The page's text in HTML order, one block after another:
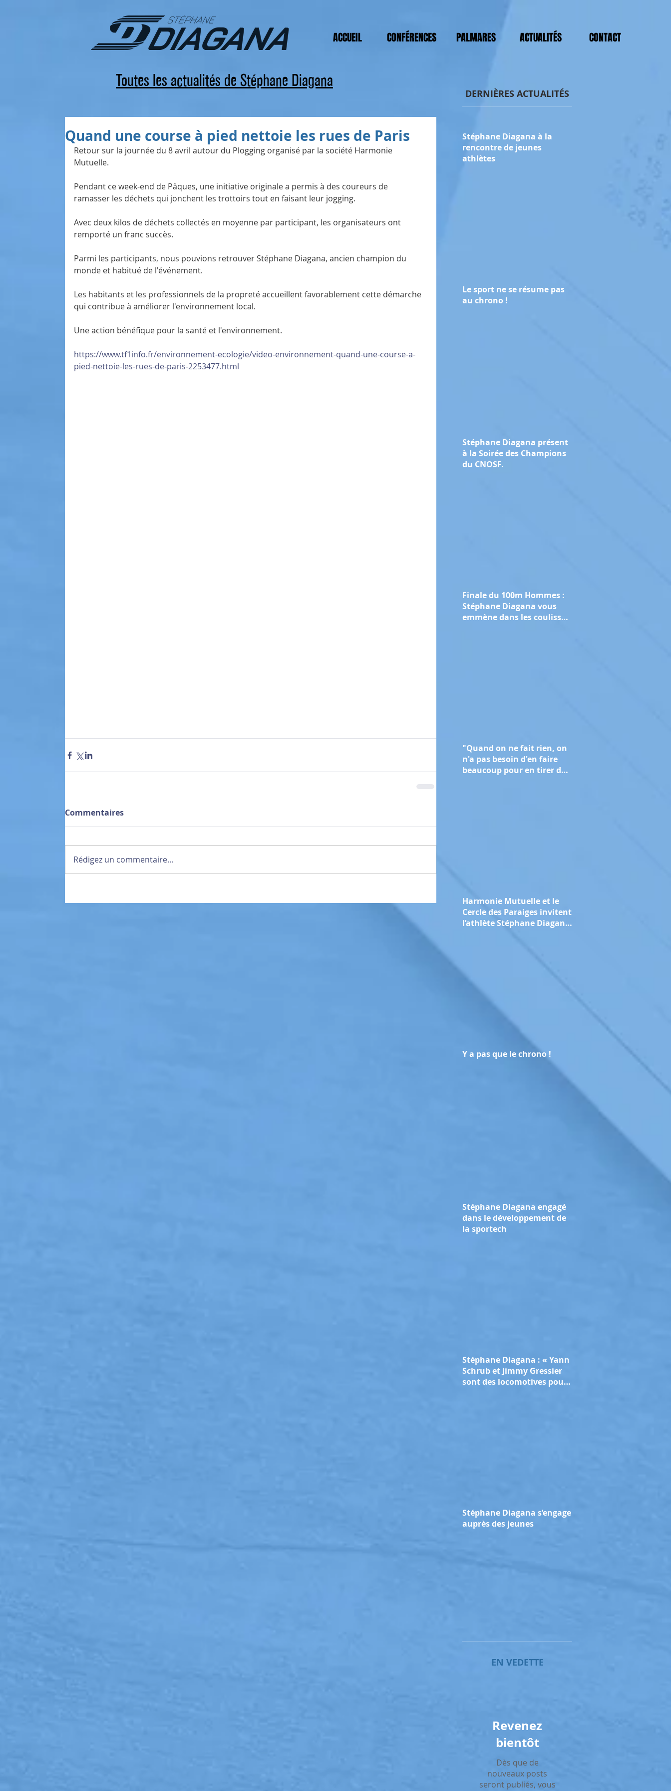
ACCUEIL CONFÉRENCES PALMARES ACTUALITÉS CONTACT
Toutes les actualités de Stéphane Diagana
DERNIÈRES ACTUALITÉS
Quand une course à pied nettoie les rues de Paris
Retour sur la journée du 8 avril autour du Plogging organisé par la société Harmonie
Mutuelle.
Pendant ce week-end de Pâques, une initiative originale a permis à des coureurs de
ramasser les déchets qui jonchent les trottoirs tout en faisant leur jogging.
Avec deux kilos de déchets collectés en moyenne par participant, les organisateurs ont
remporté un franc succès.
Parmi les participants, nous pouvions retrouver Stéphane Diagana, ancien champion du
monde et habitué de l'événement.
Les habitants et les professionnels de la propreté accueillent favorablement cette démarche
qui contribue à améliorer l'environnement local.
Une action bénéfique pour la santé et l'environnement.
https://www.tf1info.fr/environnement-ecologie/video-environnement-quand-une-course-a-
pied-nettoie-les-rues-de-paris-2253477.html
Commentaires
Rédigez un commentaire...
Stéphane Diagana à la
rencontre de jeunes
athlètes
Le sport ne se résume pas
au chrono !
Stéphane Diagana présent
à la Soirée des Champions
du CNOSF.
Finale du 100m Hommes :
Stéphane Diagana vous
emmène dans les coulisses
"Quand on ne fait rien, on
n'a pas besoin d'en faire
beaucoup pour en tirer des
Harmonie Mutuelle et le
Cercle des Paraiges invitent
l’athlète Stéphane Diagana
Y a pas que le chrono !
Stéphane Diagana engagé
dans le développement de
la sportech
Stéphane Diagana : « Yann
Schrub et Jimmy Gressier
sont des locomotives pour
Stéphane Diagana s’engage
auprès des jeunes
EN VEDETTE
Revenez
bientôt
Dès que de
nouveaux posts
seront publiés, vous